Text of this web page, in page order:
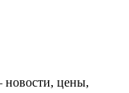
новости, цены,